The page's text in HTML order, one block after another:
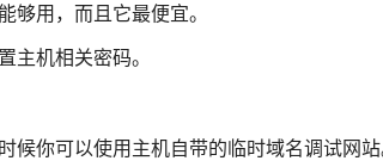
用，而且它最便宜。
主机相关密码。
你可以使用主机自带的临时域名调试网站